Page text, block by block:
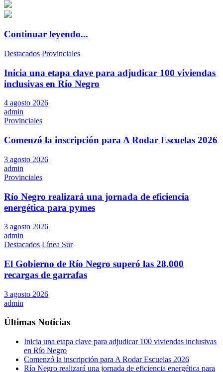
Continuar leyendo...
Destacados Provinciales
Inicia una etapa clave para adjudicar 100 viviendas
inclusivas en Río Negro
4 agosto 2026
admin
Provinciales
Comenzó la inscripción para A Rodar Escuelas 2026
3 agosto 2026
admin
Provinciales
Río Negro realizará una jornada de eficiencia
energética para pymes
3 agosto 2026
admin
Destacados Línea Sur
El Gobierno de Río Negro superó las 28.000
recargas de garrafas
3 agosto 2026
admin
Últimas Noticias
Inicia una etapa clave para adjudicar 100 viviendas inclusivas
en Río Negro
Comenzó la inscripción para A Rodar Escuelas 2026
Río Negro realizará una jornada de eficiencia energética para